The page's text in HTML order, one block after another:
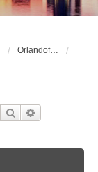
Orlandofans forumregels
Zoek